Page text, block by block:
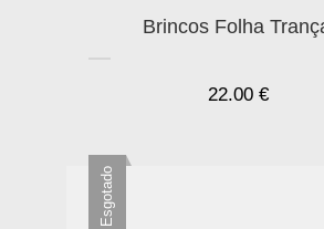
Brincos Folha
22.00 €
Esgotado